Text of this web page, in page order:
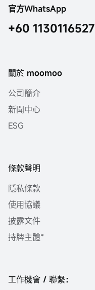
官方WhatsApp
+60 1130116527
關於 moomoo
公司簡介
新聞中心
ESG
條款聲明
隱私條款
使用協議
披露文件
持牌主體*
工作機會 / 聯繫：